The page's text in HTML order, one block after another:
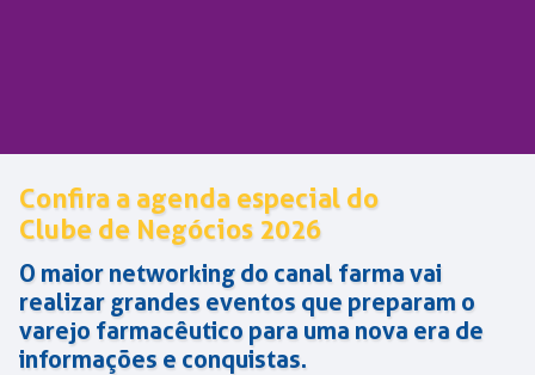
Confira a agenda especial do
Clube de Negócios 2026
O maior networking do canal farma vai
realizar grandes eventos que preparam o
varejo farmacêutico para uma nova era de
informações e conquistas.